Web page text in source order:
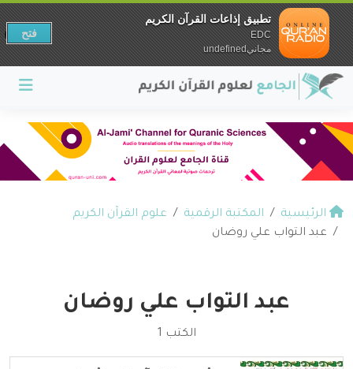
الرئيسية المكتبة الرقمية
علوم القرآن الكريم
عبد التواب علي روضان
عبد التواب علي روضان
الكتب 1
تطبيق إذاعات القرآن الكريم
EDC
مجانيundefined
فتح